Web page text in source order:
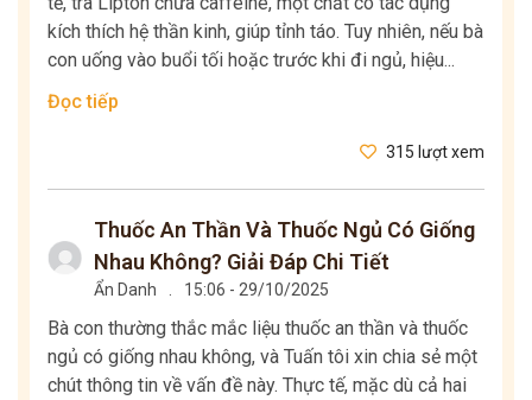
kích thích hệ thần kinh, giúp tỉnh táo. Tuy nhiên, nếu bà
con uống vào buổi tối hoặc trước khi đi ngủ, hiệu...
Đọc tiếp
315 lượt xem
Thuốc An Thần Và Thuốc Ngủ Có Giống
Nhau Không? Giải Đáp Chi Tiết
Ẩn Danh 15:06 - 29/10/2025
Bà con thường thắc mắc liệu thuốc an thần và thuốc
ngủ có giống nhau không, và Tuấn tôi xin chia sẻ một
chút thông tin về vấn đề này. Thực tế, mặc dù cả hai